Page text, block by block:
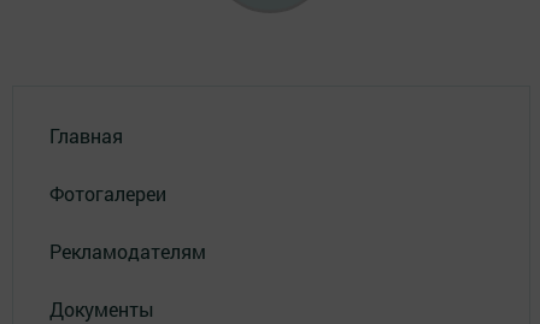
Главная
Фотогалереи
Рекламодателям
Документы